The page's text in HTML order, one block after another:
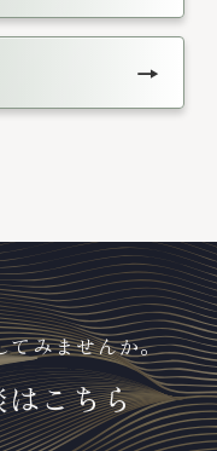
→
てみませんか。
こちら